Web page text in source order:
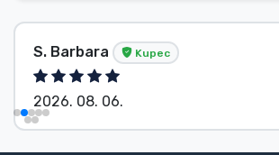
S. Barbara Kupec
2026. 08. 06.